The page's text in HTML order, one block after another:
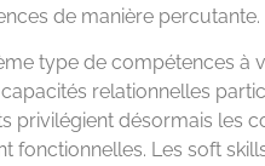
de manière percutante.
type de compétences à
relationnelles
privilégient désormais les
fonctionnelles. Les soft